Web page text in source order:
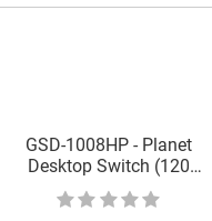
GSD-1008HP - Planet
Desktop Switch (120
watts)